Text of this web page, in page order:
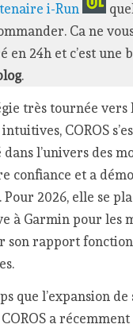
i-Run
Ca ne
en 24h et c’est une
.
très tournée
COROS
l’univers des
confiance et a
2026, elle se
à Garmin pour les
son rapport
que l’expansion de
a